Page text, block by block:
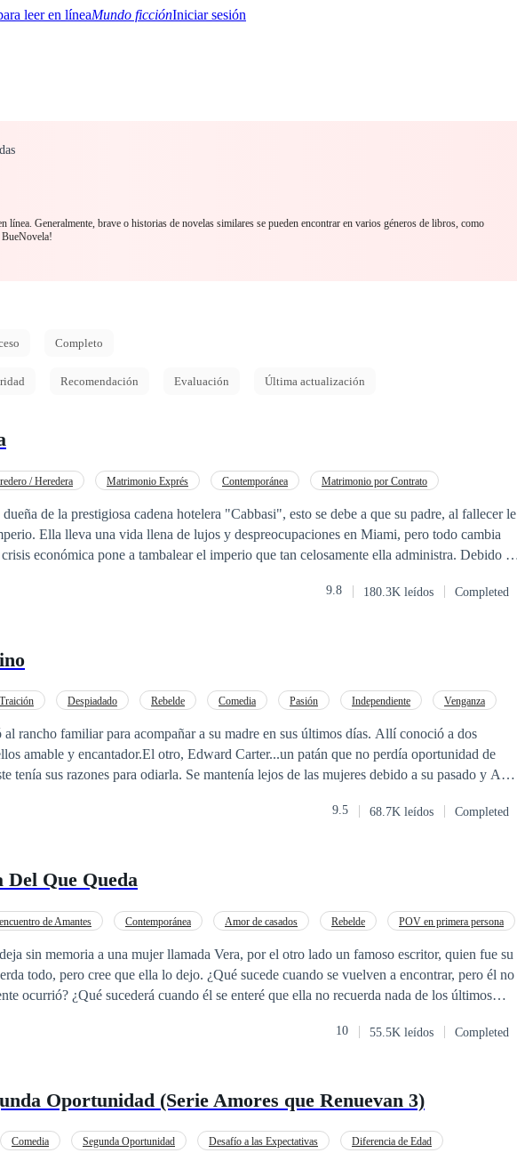
Mundo ficciónIniciar sesión
línea. Generalmente, brave o historias de novelas similares se pueden encontrar en varios géneros de libros, como
BueNovela!
Completo
Recomendación Evaluación Última actualización
/ Heredera Matrimonio Exprés Contemporánea
Matrimonio por Contrato
de la prestigiosa cadena hotelera "Cabbasi", esto se debe a que su padre, al fallecer le
Ella lleva una vida llena de lujos y despreocupaciones en Miami, pero todo cambia
económica pone a tambalear el imperio que tan celosamente ella administra. Debido a
una herencia que hasta ese momento Kaie había ignorado por completo, la de su fallecido
y tener un hijo en un plazo de dos años. ¿Qué es lo que sucederá cuando una
Kaie? ¿Encontrara a su "victima" perfecta para que esto sea solo un
TOTAL O PARCIAL DE ESTE MATERIAL QUEDA PROHIBIDA. LA HISTORIA
ESTA REGISTRADA EN SAFE CREATIVE . Copyright ©2007054669151
9.8 180.3K leídos Completed
Traición Despiadado Rebelde Comedia Pasión Independiente
Venganza
al rancho familiar para acompañar a su madre en sus últimos días. Allí conoció a dos
y encantador.El otro, Edward Carter...un patán que no perdía oportunidad de
tenía sus razones para odiarla. Se mantenía lejos de las mujeres debido a su pasado y Abi
se cierne sobre Abi, Edward hará todo para mantenerla a salvo, incluso amarla.
9.5 68.7K leídos Completed
Que Queda
de Amantes Contemporánea Amor de casados Rebelde
POV en primera persona
sin memoria a una mujer llamada Vera, por el otro lado un famoso escritor, quien fue su
ella lo dejo. ¿Qué sucede cuando se vuelven a encontrar, pero él no
que ella no recuerda nada de los últimos
fueron los dos juntos? ¿Podrá volverla a enamorar? ¿Será que Vera
10 55.5K leídos Completed
Oportunidad (Serie Amores que Renuevan 3)
Comedia Segunda Oportunidad Desafío a las Expectativas
Diferencia de Edad